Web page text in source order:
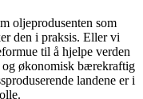
oljeprodusenten som
den i praksis. Eller vi
til å hjelpe verden
og økonomisk bærekraftig
landene er i